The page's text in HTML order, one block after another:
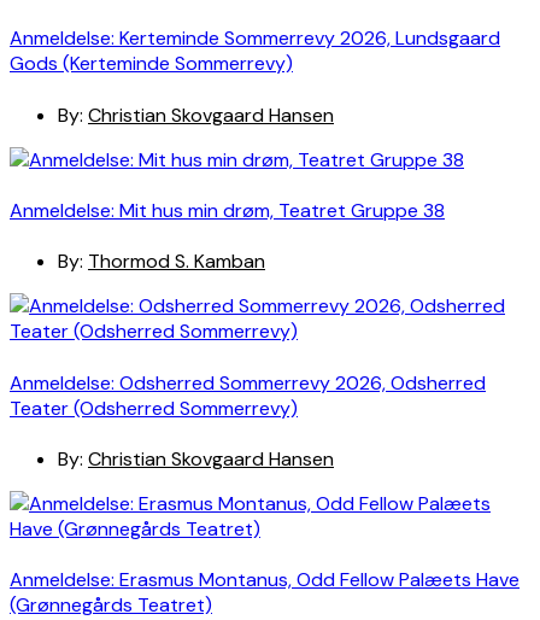
Anmeldelse: Kerteminde Sommerrevy 2026, Lundsgaard
Gods (Kerteminde Sommerrevy)
By: Christian Skovgaard Hansen
Anmeldelse: Mit hus min drøm, Teatret Gruppe 38
By: Thormod S. Kamban
Anmeldelse: Odsherred Sommerrevy 2026, Odsherred
Teater (Odsherred Sommerrevy)
By: Christian Skovgaard Hansen
Anmeldelse: Erasmus Montanus, Odd Fellow Palæets Have
(Grønnegårds Teatret)